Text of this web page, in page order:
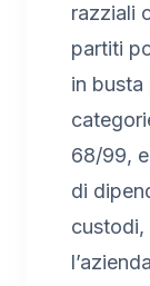
razziali
partiti
in busta
68/99,
di
custodi,